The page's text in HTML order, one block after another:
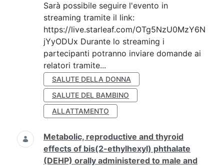
Sarà possibile seguire l'evento in
streaming tramite il link:
https://live.starleaf.com/OTg5NzU0MzY6N
jYyODUx Durante lo streaming i
partecipanti potranno inviare domande ai
relatori tramite...
SALUTE DELLA DONNA
SALUTE DEL BAMBINO
ALLATTAMENTO
Metabolic, reproductive and thyroid
effects of bis(2-ethylhexyl) phthalate
(DEHP) orally administered to male and